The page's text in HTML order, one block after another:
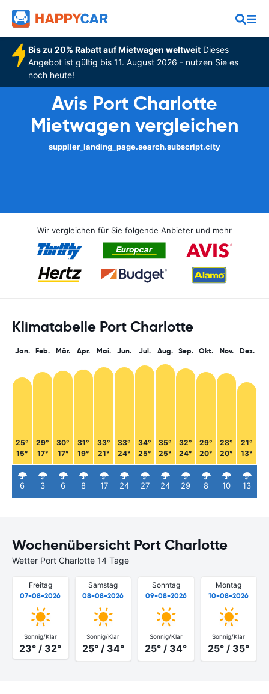
Bis zu 20% Rabatt auf Mietwagen weltweitDieses
Angebot ist gültig bis 11. August 2026 - nutzen Sie es
noch heute!
Avis Port Charlotte
Mietwagen vergleichen
supplier_landing_page.search.subscript.city
Wir vergleichen für Sie folgende Anbieter und mehr
Klimatabelle Port Charlotte
Jan.
25°
15°
6
Feb.
29°
17°
3
Mär.
30°
17°
6
Apr.
31°
19°
8
Mai.
33°
21°
17
Jun.
33°
24°
24
Jul.
34°
25°
27
Aug.
35°
25°
24
Sep.
32°
24°
29
Okt.
29°
20°
8
Nov.
28°
20°
10
Dez.
21°
13°
13
Wochenübersicht Port Charlotte
Wetter Port Charlotte 14 Tage
Freitag
07-08-2026
Sonnig/Klar
23° / 32°
Samstag
08-08-2026
Sonnig/Klar
25° / 34°
Sonntag
09-08-2026
Sonnig/Klar
25° / 34°
Montag
10-08-2026
Sonnig/Klar
25° / 35°